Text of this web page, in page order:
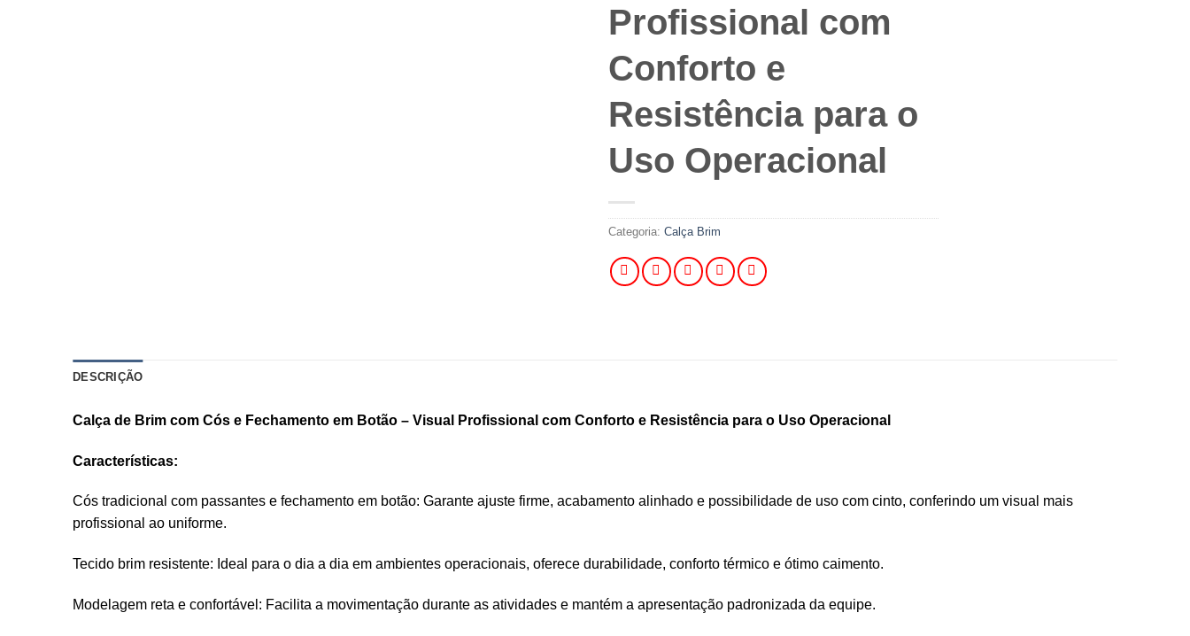
Profissional com
Conforto e
Resistência para o
Uso Operacional
Categoria: Calça Brim
DESCRIÇÃO
Calça de Brim com Cós e Fechamento em Botão – Visual Profissional com Conforto e Resistência para o Uso Operacional
Características:
Cós tradicional com passantes e fechamento em botão: Garante ajuste firme, acabamento alinhado e possibilidade de uso com cinto, conferindo um visual mais
profissional ao uniforme.
Tecido brim resistente: Ideal para o dia a dia em ambientes operacionais, oferece durabilidade, conforto térmico e ótimo caimento.
Modelagem reta e confortável: Facilita a movimentação durante as atividades e mantém a apresentação padronizada da equipe.